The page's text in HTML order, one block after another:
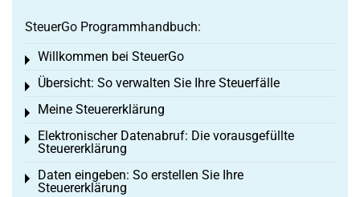
SteuerGo Programmhandbuch:
Willkommen bei SteuerGo
Toggle menu
Übersicht: So verwalten Sie Ihre Steuerfälle
Toggle menu
Meine Steuererklärung
Toggle menu
Elektronischer Datenabruf: Die vorausgefüllte
Steuererklärung
Toggle menu
Daten eingeben: So erstellen Sie Ihre
Steuererklärung
Toggle menu